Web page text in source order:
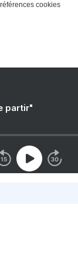
cookies
partir"